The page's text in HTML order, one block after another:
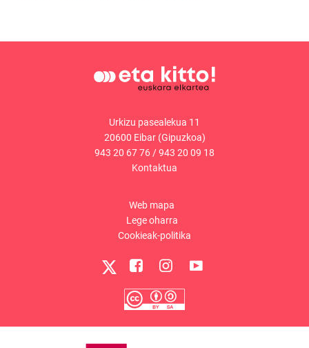
Urkizu pasealekua 11
20600 Eibar (Gipuzkoa)
943 20 67 76/943 20 09 18
Kontaktua
Web mapa
Lege oharra
Cookieak-politika